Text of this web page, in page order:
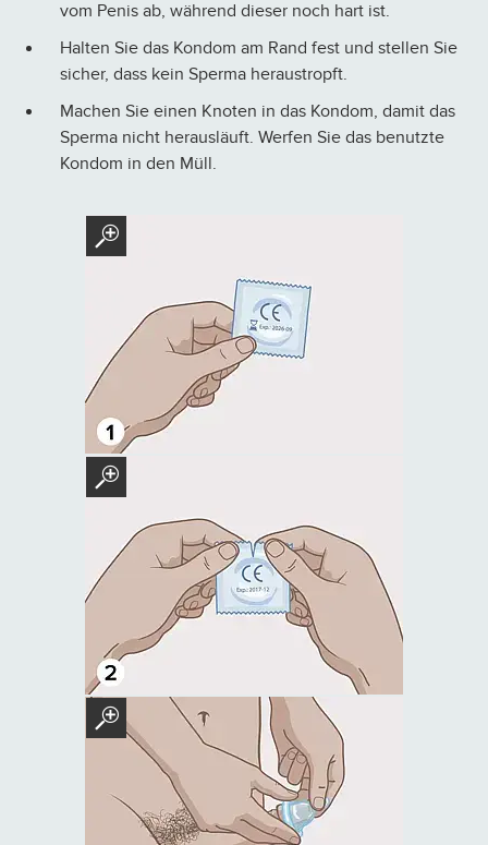
vom Penis ab, während dieser noch hart ist.
Halten Sie das Kondom am Rand fest und stellen Sie
sicher, dass kein Sperma heraustropft.
Machen Sie einen Knoten in das Kondom, damit das
Sperma nicht herausläuft. Werfen Sie das benutzte
Kondom in den Müll.